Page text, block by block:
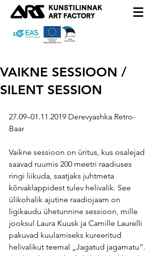
VAIKNE SESSIOON /
SILENT SESSION
27.09–01.11.2019 Derevyashka Retro-
Baar
Vaikne sessioon on üritus, kus osalejad
saavad ruumis 200 meetri raadiuses
ringi liikuda, saatjaks juhtmeta
kõrvaklappidest tulev helivalik. See
ülikohalik ajutine raadiojaam on
ligikaudu ühetunnine sessioon, mille
jooksul Laura Kuusk ja Camille Laurelli
pakuvad kuulamiseks kureeritud
helivalikut teemal „Jagatud jagamatu“.